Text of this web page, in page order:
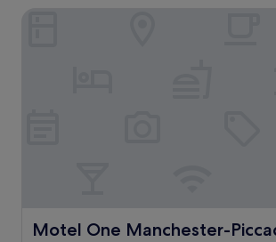
Bewertungen)
Motel One Manchester-
Motel One Manchester-Piccadilly